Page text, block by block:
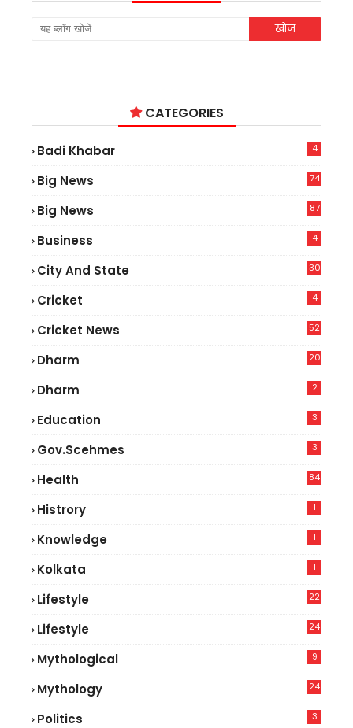
CATEGORIES
Badi Khabar 4
Big News
74
Big News
87
Business 4
City And State 30
Cricket 4
Cricket News
52
Dharm 20
Dharm 2
Education 3
Gov.scehmes 3
Health
84
Histrory 1
Knowledge 1
Kolkata 1
Lifestyle
22
Lifestyle
24
Mythological 9
Mythology 24
Politics 3